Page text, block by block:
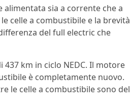
alimentata sia a corrente che a
celle a combustibile e la brevità
del full electric che
km in ciclo NEDC. Il motore
è completamente nuovo.
le celle a combustibile sono del